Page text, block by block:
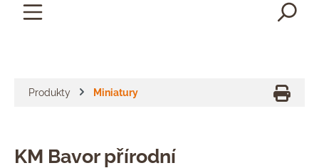
Produkty Miniatury
KM Bavor přírodní